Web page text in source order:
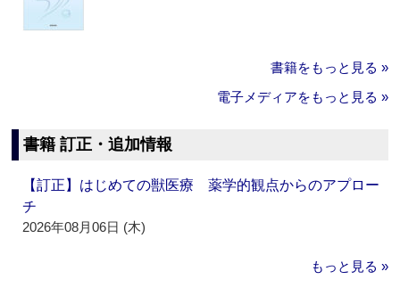
書籍をもっと見る »
電子メディアをもっと見る »
書籍 訂正・追加情報
【訂正】はじめての獣医療 薬学的観点からのアプロー
チ
2026年08月06日 (木)
もっと見る »